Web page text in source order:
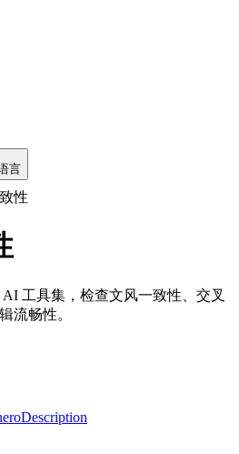
言
性
工具集，检查文风一致性、交叉
流畅性。